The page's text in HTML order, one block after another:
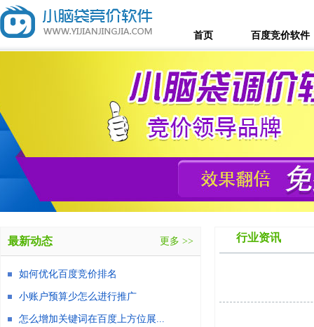
首页 百度竞价软件
行业资讯
最新动态 更多 >>
如何优化百度竞价排名
小账户预算少怎么进行推广
怎么增加关键词在百度上方位展...